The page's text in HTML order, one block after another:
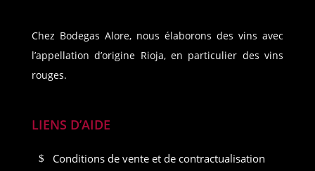
Chez Bodegas Alore, nous élaborons des vins avec
l’appellation d’origine Rioja, en particulier des vins
rouges.
LIENS D’AIDE
Conditions de vente et de contractualisation